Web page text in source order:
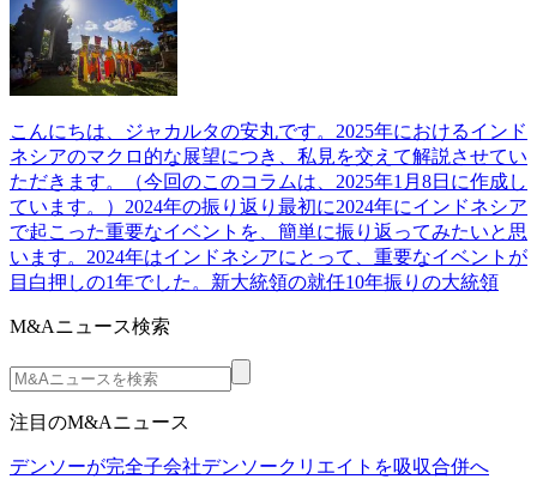
こんにちは、ジャカルタの安丸です。2025年におけるインド
ネシアのマクロ的な展望につき、私見を交えて解説させてい
ただきます。（今回のこのコラムは、2025年1月8日に作成し
ています。）2024年の振り返り最初に2024年にインドネシア
で起こった重要なイベントを、簡単に振り返ってみたいと思
います。2024年はインドネシアにとって、重要なイベントが
目白押しの1年でした。新大統領の就任10年振りの大統領
M&Aニュース検索
注目のM&Aニュース
デンソーが完全子会社デンソークリエイトを吸収合併へ